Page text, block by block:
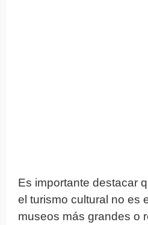
Es importante destacar
el turismo cultural no es
museos más grandes o